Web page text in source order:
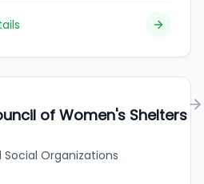
of Women's Shelters
Social Organizations